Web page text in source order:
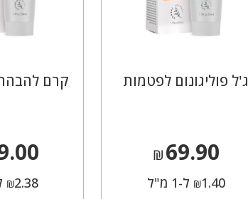
ג'ל פוליגונום לפטמות
₪69.90
₪1.40 ל-1 מ"ל
קרם
₪2.38